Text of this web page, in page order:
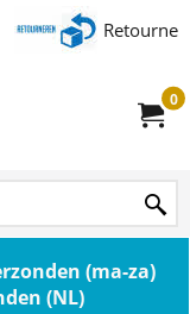
0
(ma-za)
(NL)